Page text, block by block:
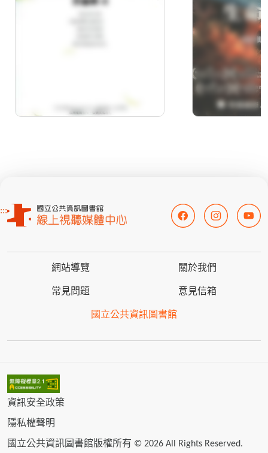
:::
網站導覽 關於我們
常見問題 意見信箱
國立公共資訊圖書館
資訊安全政策
隱私權聲明
國立公共資訊圖書館版權所有 © 2026 All Rights Reserved.